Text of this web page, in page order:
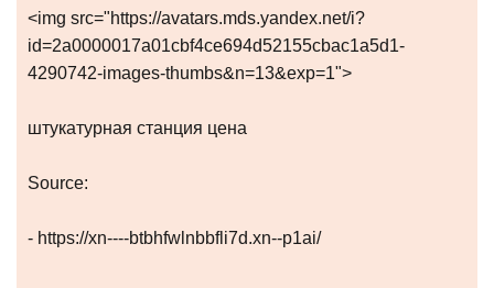
<img src="https://avatars.mds.yandex.net/i?
id=2a0000017a01cbf4ce694d52155cbac1a5d1-
4290742-images-thumbs&n=13&exp=1">
штукатурная станция цена
Source:
- https://xn----btbhfwlnbbfli7d.xn--p1ai/